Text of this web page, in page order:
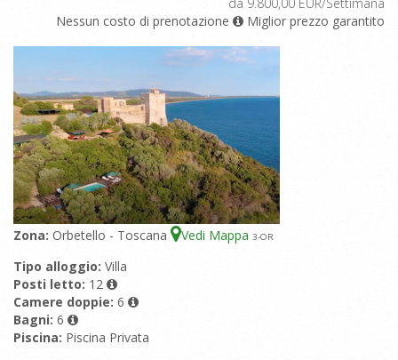
Nessun costo di prenotazione
Miglior prezzo garantito
Zona: Orbetello - Toscana Vedi Mappa 3-OR
Tipo alloggio: Villa
Posti letto: 12
Camere doppie: 6
Bagni: 6
Piscina: Piscina Privata